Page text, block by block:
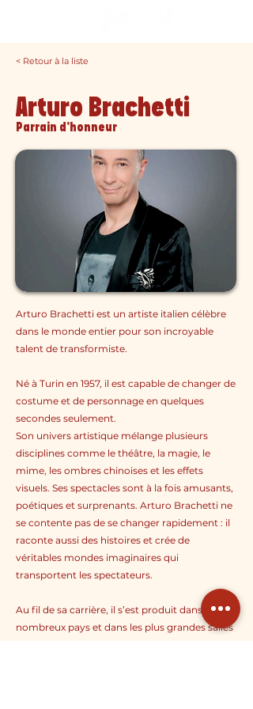
< Retour à la liste
Arturo Brachetti
Parrain d'honneur
Arturo Brachetti est un artiste italien célèbre
dans le monde entier pour son incroyable
talent de transformiste.
Né à Turin en 1957, il est capable de changer de
costume et de personnage en quelques
secondes seulement.
Son univers artistique mélange plusieurs
disciplines comme le théâtre, la magie, le
mime, les ombres chinoises et les effets
visuels. Ses spectacles sont à la fois amusants,
poétiques et surprenants. Arturo Brachetti ne
se contente pas de se changer rapidement : il
raconte aussi des histoires et crée de
véritables mondes imaginaires qui
transportent les spectateurs.
Au fil de sa carrière, il s’est produit dans de
nombreux pays et dans les plus grandes salles